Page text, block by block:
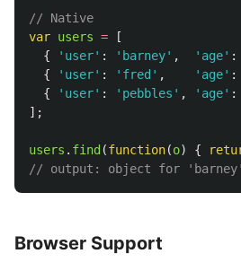
// Native
var users =
[
{
' user' : ' barney' , ' age' :
{
' user' : ' fred ' , ' age' :
{
' user' : ' pebbles ' , ' age' :
];
users . find (function(o) {
// output: object for 'barney'
Browser Support